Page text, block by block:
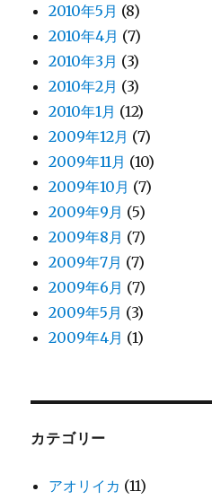
2010年5月 (8)
2010年4月 (7)
2010年3月 (3)
2010年2月 (3)
2010年1月 (12)
2009年12月 (7)
2009年11月 (10)
2009年10月 (7)
2009年9月 (5)
2009年8月 (7)
2009年7月 (7)
2009年6月 (7)
2009年5月 (3)
2009年4月 (1)
カテゴリー
アオリイカ (11)